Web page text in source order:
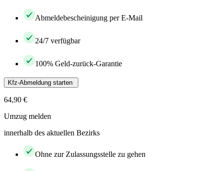
Abmeldebescheinigung per E-Mail
24/7 verfügbar
100% Geld-zurück-Garantie
Kfz-Abmeldung starten
64,90 €
Umzug melden
innerhalb des aktuellen Bezirks
Ohne zur Zulassungsstelle zu gehen